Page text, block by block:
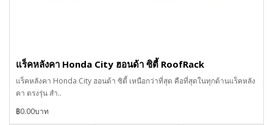
แร็คหลังคา Honda City ฮอนด้า ซิตี้ RoofRack
แร็คหลังคา Honda City ฮอนด้า ซิตี้ เหนือกว่าที่สุด คือที่สุดในทุกด้านแร็คหลัง
คา ตรงรุ่น สำ..
฿0.00บาท